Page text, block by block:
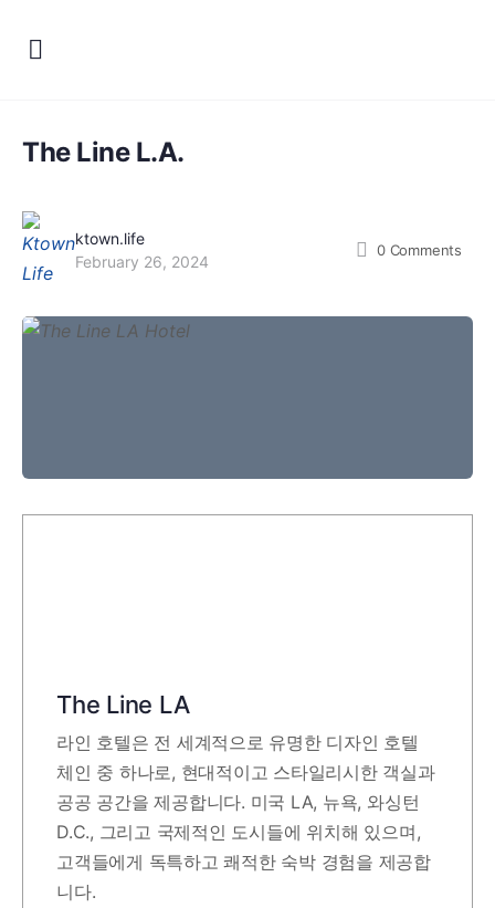
The Line L.A.
ktown.life
February 26, 2024
0 Comments
The Line LA
라인 호텔은 전 세계적으로 유명한 디자인 호텔
체인 중 하나로, 현대적이고 스타일리시한 객실과
공공 공간을 제공합니다. 미국 LA, 뉴욕, 와싱턴
D.C., 그리고 국제적인 도시들에 위치해 있으며,
고객들에게 독특하고 쾌적한 숙박 경험을 제공합
니다.